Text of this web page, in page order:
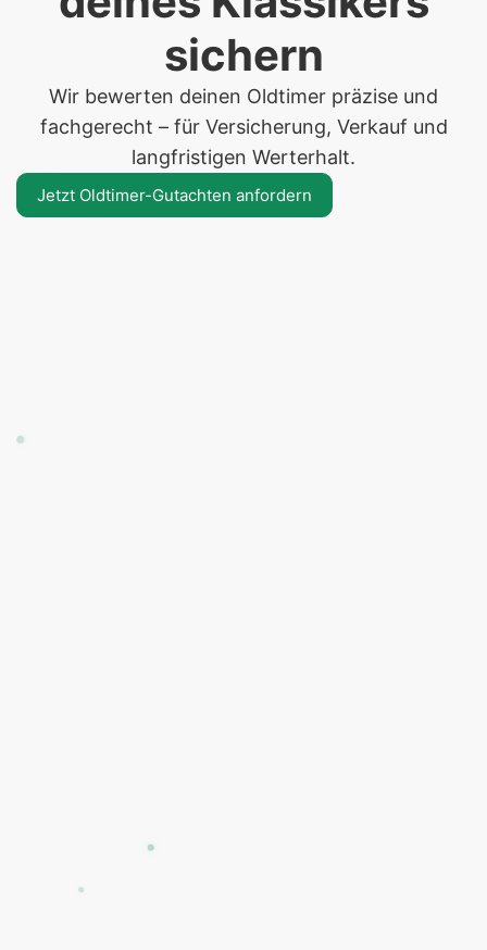
sichern
Wir bewerten deinen Oldtimer präzise und
fachgerecht – für Versicherung, Verkauf und
langfristigen Werterhalt.
Jetzt Oldtimer-Gutachten anfordern